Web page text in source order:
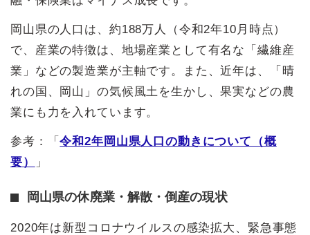
岡山県の人口は、約188万人（令和2年10月時点）
で、産業の特徴は、地場産業として有名な「繊維産
業」などの製造業が主軸です。また、近年は、「晴
れの国、岡山」の気候風土を生かし、果実などの農
業にも力を入れています。
参考：「令和2年岡山県人口の動きについて（概
要）
」
岡山県の休廃業・解散・倒産の現状
2020年は新型コロナウイルスの感染拡大、緊急事態